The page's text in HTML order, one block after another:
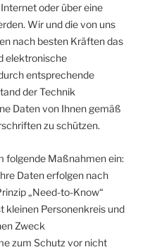
oder über eine
Wir und die von uns
nach besten Kräften das
elektronische
entsprechende
der Technik
Daten von Ihnen gemäß
zu schützen.
folgende Maßnahmen ein:
Daten erfolgen nach
„Need-to-Know“
kleinen Personenkreis und
Zweck
zum Schutz vor nicht